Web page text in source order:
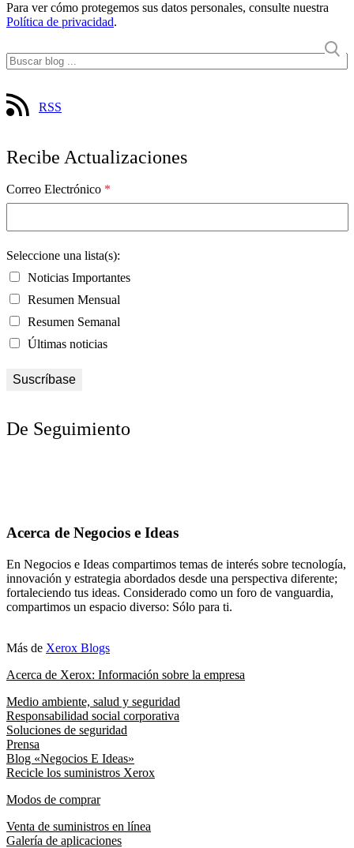
Para ver cómo protegemos sus datos personales, consulte nuestra
Política de privacidad.
RSS
Recibe Actualizaciones
Correo Electrónico *
Seleccione una lista(s):
Noticias Importantes
Resumen Mensual
Resumen Semanal
Últimas noticias
De Seguimiento
Acerca de Negocios e Ideas
En Negocios e Ideas compartimos temas de interés sobre tecnología,
innovación y estrategia abordados desde una perspectiva diferente;
fortaleciendo tus ideas. Considerado como un foro de vanguardia,
compartimos un espacio diverso: Sólo para ti.
Más de Xerox Blogs
Acerca de Xerox: Información sobre la empresa
Medio ambiente, salud y seguridad
Responsabilidad social corporativa
Soluciones de seguridad
Prensa
Blog «Negocios E Ideas»
Recicle los suministros Xerox
Modos de comprar
Venta de suministros en línea
Galería de aplicaciones